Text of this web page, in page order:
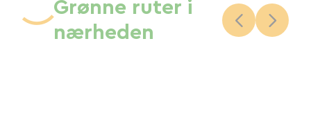
Grønne ruter i
nærheden